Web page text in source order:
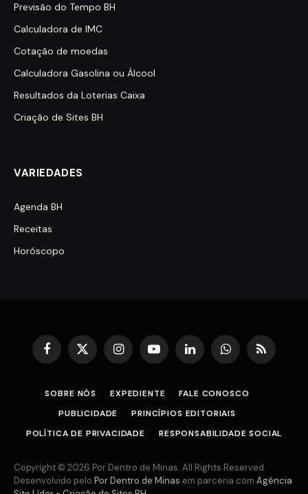
Previsão do Tempo BH
Calculadora de IMC
Cotação de moedas
Calculadora Gasolina ou Álcool
Resultados da Loterias Caixa
Criação de Sites BH
VARIEDADES
Agenda BH
Receitas
Horóscopo
Facebook
X
InstagramYouTubeLinkedInWhatsAppRSS
SOBRE NÓS EXPEDIENTE
FALE CONOSCO
PUBLICIDADE
PRINCÍPIOS EDITORIAIS
POLÍTICA DE PRIVACIDADE
RESPONSABILIDADE SOCIAL
Copyright © 2026 Por Dentro de Minas. All Rights Reserved.
Desenvolvido pelo Por Dentro de Minas em parceria com Agência